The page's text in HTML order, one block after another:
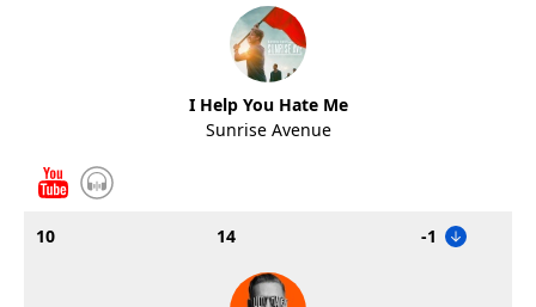
I Help You Hate Me
Sunrise Avenue
10 14 -1